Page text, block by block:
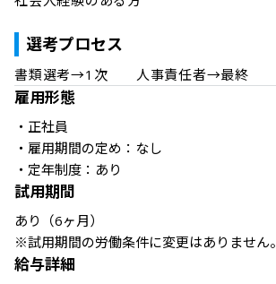
選考プロセス
雇用形態
・正社員
・雇用期間の定め：なし
・定年制度：あり
試用期間
あり（6ヶ月）
※試用期間の労働条件に変更はありません。
給与詳細